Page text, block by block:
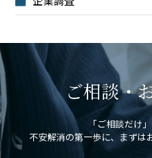
ご相談・
「ご相談だけ
不安解消の第一歩に、まずは